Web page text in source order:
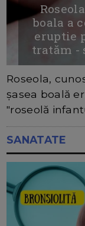
boala a
eruptie
tratăm -
Roseola,
șasea boală
"roseolă
SANATATE